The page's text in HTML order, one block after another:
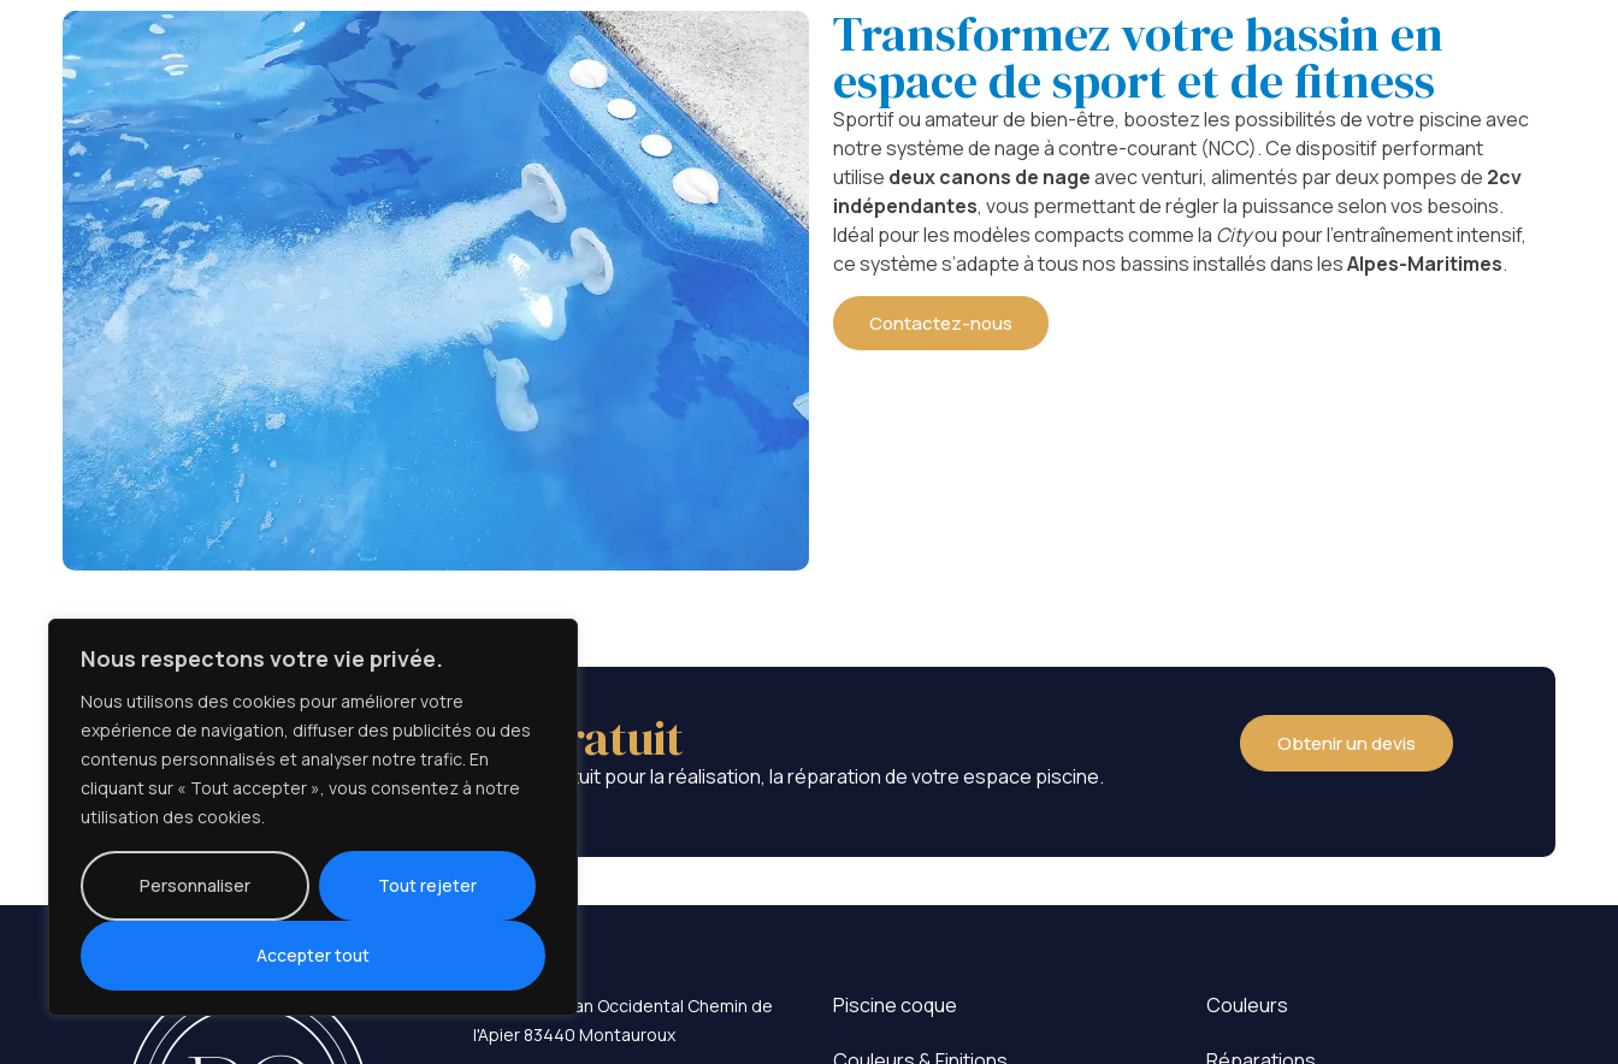
Nous respectons votre vie privée.
Nous utilisons des cookies pour améliorer votre
expérience de navigation, diffuser des publicités ou des
contenus personnalisés et analyser notre trafic. En
cliquant sur « Tout accepter », vous consentez à notre
utilisation des cookies.
Personnaliser Tout rejeter
Accepter tout
Transformez votre bassin en
espace de sport et de fitness
Sportif ou amateur de bien-être, boostez les possibilités de votre piscine avec
notre système de nage à contre-courant (NCC). Ce dispositif performant
utilise deux canons de nageavec venturi, alimentés par deux pompes de 2cv
indépendantes, vous permettant de régler la puissance selon vos besoins.
Idéal pour les modèles compacts comme la Cityou pour l’entraînement intensif,
ce système s’adapte à tous nos bassins installés dans lesAlpes-Maritimes.
Contactez-nous
Recevez votre devis gratuit
Profitez d’une étude personnalisée et d’un devis gratuit pour la réalisation, la réparation de votre espace piscine.
Obtenir un devis
Lieu-dit Le Plan Occidental Chemin de
l'Apier 83440 Montauroux
Piscine coque Couleurs